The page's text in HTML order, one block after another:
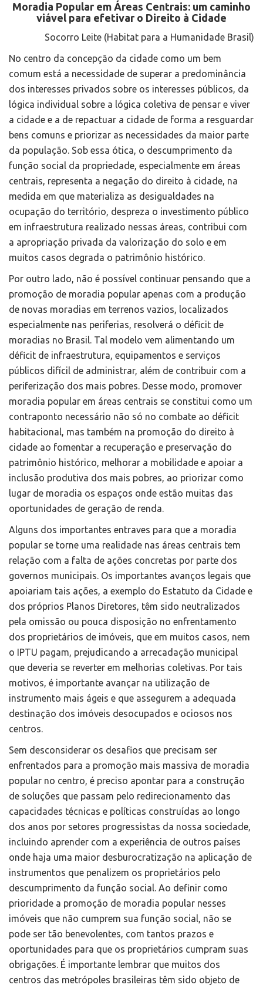
Moradia Popular em Áreas Centrais: um caminho
viável para efetivar o Direito à Cidade
Socorro Leite (Habitat para a Humanidade Brasil)
No centro da concepção da cidade como um bem
comum está a necessidade de superar a predominância
dos interesses privados sobre os interesses públicos, da
lógica individual sobre a lógica coletiva de pensar e viver
a cidade e a de repactuar a cidade de forma a resguardar
bens comuns e priorizar as necessidades da maior parte
da população. Sob essa ótica, o descumprimento da
função social da propriedade, especialmente em áreas
centrais, representa a negação do direito à cidade, na
medida em que materializa as desigualdades na
ocupação do território, despreza o investimento público
em infraestrutura realizado nessas áreas, contribui com
a apropriação privada da valorização do solo e em
muitos casos degrada o patrimônio histórico.
Por outro lado, não é possível continuar pensando que a
promoção de moradia popular apenas com a produção
de novas moradias em terrenos vazios, localizados
especialmente nas periferias, resolverá o déficit de
moradias no Brasil. Tal modelo vem alimentando um
déficit de infraestrutura, equipamentos e serviços
públicos difícil de administrar, além de contribuir com a
periferização dos mais pobres. Desse modo, promover
moradia popular em áreas centrais se constitui como um
contraponto necessário não só no combate ao déficit
habitacional, mas também na promoção do direito à
cidade ao fomentar a recuperação e preservação do
patrimônio histórico, melhorar a mobilidade e apoiar a
inclusão produtiva dos mais pobres, ao priorizar como
lugar de moradia os espaços onde estão muitas das
oportunidades de geração de renda.
Alguns dos importantes entraves para que a moradia
popular se torne uma realidade nas áreas centrais tem
relação com a falta de ações concretas por parte dos
governos municipais. Os importantes avanços legais que
apoiariam tais ações, a exemplo do Estatuto da Cidade e
dos próprios Planos Diretores, têm sido neutralizados
pela omissão ou pouca disposição no enfrentamento
dos proprietários de imóveis, que em muitos casos, nem
o IPTU pagam, prejudicando a arrecadação municipal
que deveria se reverter em melhorias coletivas. Por tais
motivos, é importante avançar na utilização de
instrumento mais ágeis e que assegurem a adequada
destinação dos imóveis desocupados e ociosos nos
centros.
Sem desconsiderar os desafios que precisam ser
enfrentados para a promoção mais massiva de moradia
popular no centro, é preciso apontar para a construção
de soluções que passam pelo redirecionamento das
capacidades técnicas e políticas construídas ao longo
dos anos por setores progressistas da nossa sociedade,
incluindo aprender com a experiência de outros países
onde haja uma maior desburocratização na aplicação de
instrumentos que penalizem os proprietários pelo
descumprimento da função social. Ao definir como
prioridade a promoção de moradia popular nesses
imóveis que não cumprem sua função social, não se
pode ser tão benevolentes, com tantos prazos e
oportunidades para que os proprietários cumpram suas
obrigações. É importante lembrar que muitos dos
centros das metrópoles brasileiras têm sido objeto de